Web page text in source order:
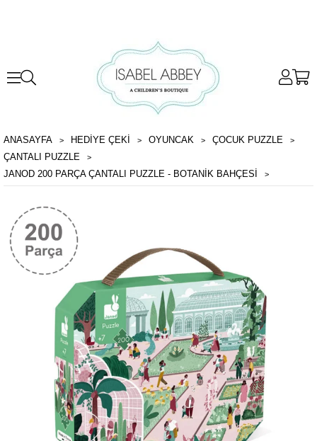
ANASAYFA HEDİYE ÇEKİ OYUNCAK
ÇOCUK PUZZLE
ÇANTALI PUZZLE
JANOD 200 PARÇA ÇANTALI PUZZLE - BOTANIK BAHÇESI